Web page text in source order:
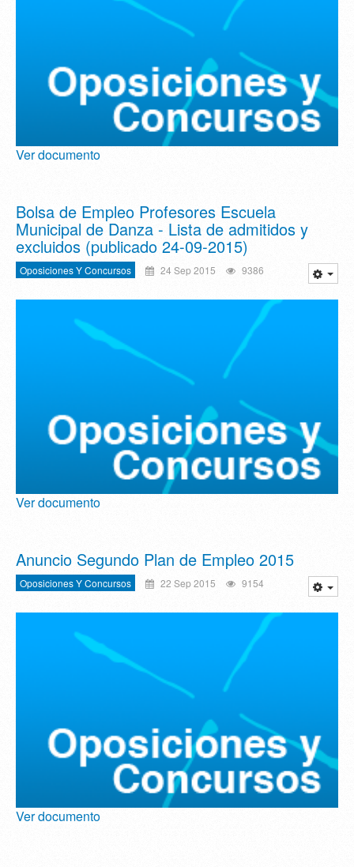
Ver documento
Bolsa de Empleo Profesores Escuela
Municipal de Danza - Lista de admitidos y
excluidos (publicado 24-09-2015)
Oposiciones Y Concursos 24 Sep 2015 9386
Ver documento
Anuncio Segundo Plan de Empleo 2015
Oposiciones Y Concursos 22 Sep 2015 9154
Ver documento